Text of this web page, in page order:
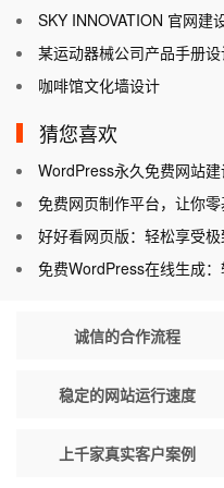
SKY INNOVATION 官网建
某运动器械公司产品手册
咖啡馆文化墙设计
猜您喜欢
WordPress永久免费网站建
免费网页制作平台，让你零
好好看网页版：轻松享受
免费WordPress在线生成：轻松创建
诚信的合作流程
稳定的网站运行速度
上千家真实客户案例